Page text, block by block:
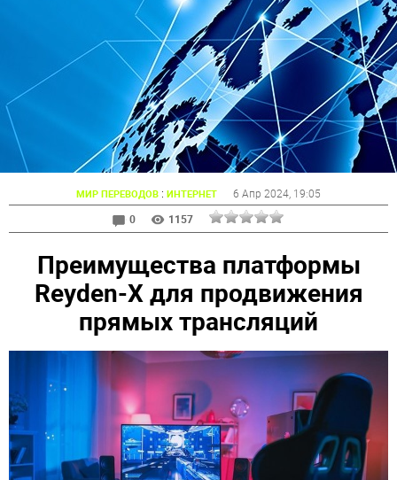
МИР ПЕРЕВОДОВ : ИНТЕРНЕТ 6 Апр 2024 , 19:05
0
1157
Преимущества платформы
Reyden-X для продвижения
прямых трансляций